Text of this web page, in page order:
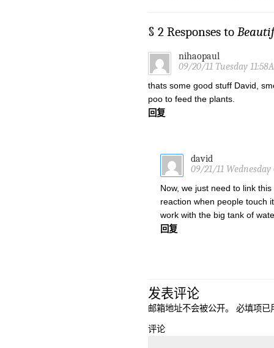
§ 2 Responses to
nihaopaul
09/20/11 Tuesday
thats some good stuff David,
poo to feed the plants.
回复
david
09/21/11 Wednesday
Now, we just need to link
reaction when people touch
work with the big tank of
回复
发表评论
邮箱地址不会被公开。 必填项已
评论